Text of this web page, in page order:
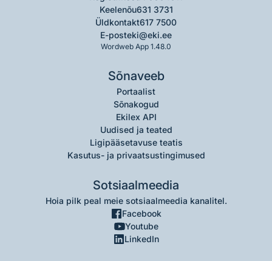
Keelenõu631 3731
Üldkontakt617 7500
E-posteki@eki.ee
Wordweb App 1.48.0
Sõnaveeb
Portaalist
Sõnakogud
Ekilex API
Uudised ja teated
Ligipääsetavuse teatis
Kasutus- ja privaatsustingimused
Sotsiaalmeedia
Hoia pilk peal meie sotsiaalmeedia kanalitel.
Facebook
Youtube
LinkedIn